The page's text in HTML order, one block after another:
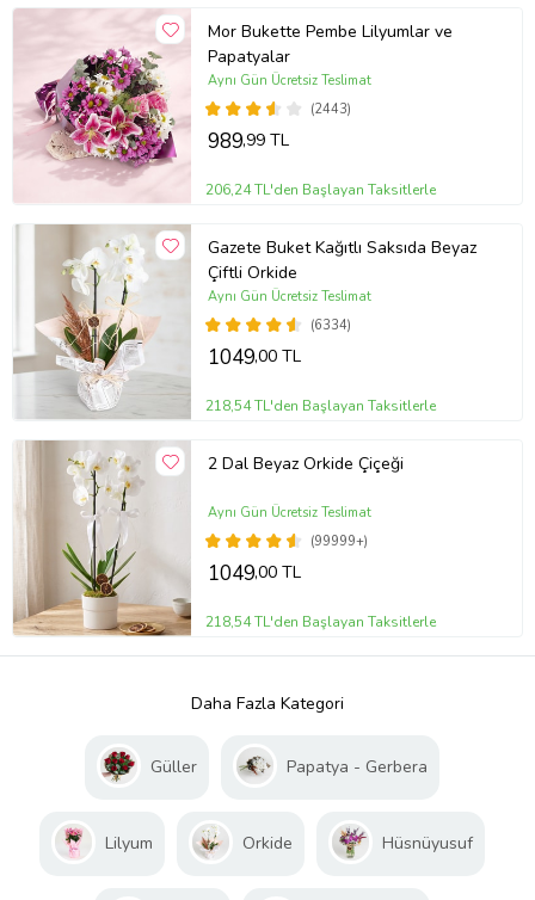
Mor Bukette Pembe Lilyumlar ve
Papatyalar
(2443)
Aynı Gün Ücretsiz Teslimat
989,99 TL
206,24 TL'den Başlayan Taksitlerle
Gazete Buket Kağıtlı Saksıda Beyaz
Çiftli Orkide
(6334)
Aynı Gün Ücretsiz Teslimat
1049,00 TL
218,54 TL'den Başlayan Taksitlerle
2 Dal Beyaz Orkide Çiçeği
(99999+)
Aynı Gün Ücretsiz Teslimat
1049,00 TL
218,54 TL'den Başlayan Taksitlerle
Daha Fazla Kategori
Güller Papatya - Gerbera
Lilyum Orkide Hüsnüyusuf